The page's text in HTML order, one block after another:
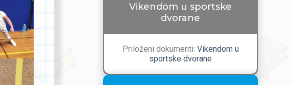
Vikendom u sportske
dvorane
Priloženi dokumenti: Vikendom u
sportske dvorane